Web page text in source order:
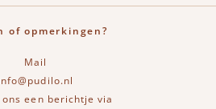
of opmerkingen?
Mail
een berichtje via